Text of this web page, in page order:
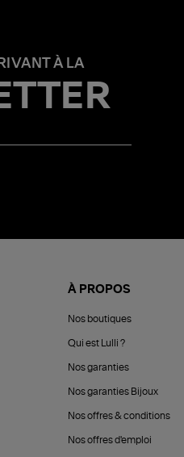
À LA
À PROPOS
Nos boutiques
Qui est Lulli ?
Nos garanties
Nos garanties Bijoux
Nos offres & conditions
Nos offres d'emploi